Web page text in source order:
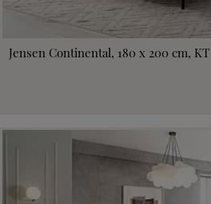
Jensen Continental, 180 x 200 cm,